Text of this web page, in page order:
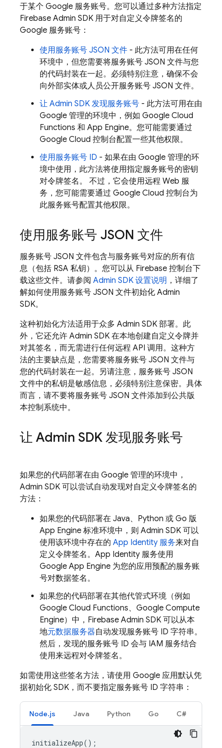
于某个 Google 服务账号。您可以通过多种方法指定
Firebase Admin SDK 用于对自定义令牌签名的
Google 服务账号：
使用服务账号 JSON 文件 - 此方法可用在任何
环境中，但您需要将服务账号 JSON 文件与您
的代码封装在一起。必须特别注意，确保不会
向外部实体或人员公开服务账号 JSON 文件。
让 Admin SDK 发现服务账号 - 此方法可用在由
Google 管理的环境中，例如 Google Cloud
Functions 和 App Engine。您可能需要通过
Google Cloud 控制台配置一些其他权限。
使用服务账号 ID - 如果在由 Google 管理的环
境中使用，此方法将使用指定服务账号的密钥
对令牌签名。 不过，它会使用远程 Web 服
务，您可能需要通过 Google Cloud 控制台为
此服务账号配置其他权限。
使用服务账号 JSON 文件
服务账号 JSON 文件包含与服务账号对应的所有信
息（包括 RSA 私钥）。您可以从 Firebase 控制台下
载这些文件。请参阅 Admin SDK 设置说明 ，详细了
解如何使用服务账号 JSON 文件初始化 Admin
SDK。
这种初始化方法适用于众多 Admin SDK 部署。此
外，它还允许 Admin SDK 在本地创建自定义令牌并
对其签名，而无需进行任何远程 API 调用。这种方
法的主要缺点是，您需要将服务账号 JSON 文件与
您的代码封装在一起。另请注意，服务账号 JSON
文件中的私钥是敏感信息，必须特别注意保密。具体
而言，请不要将服务账号 JSON 文件添加到公共版
本控制系统中。
让 Admin SDK 发现服务账号
如果您的代码部署在由 Google 管理的环境中，
Admin SDK 可以尝试自动发现对自定义令牌签名的
方法：
如果您的代码部署在 Java、Python 或 Go 版
App Engine 标准环境中，则 Admin SDK 可以
使用该环境中存在的 App Identity 服务来对自
定义令牌签名。App Identity 服务使用
Google App Engine 为您的应用预配的服务账
号对数据签名。
如果您的代码部署在其他代管式环境（例如
Google Cloud Functions、Google Compute
Engine）中，Firebase Admin SDK 可以从本
地元数据服务器自动发现服务账号 ID 字符串。
然后，发现的服务账号 ID 会与 IAM 服务结合
使用来远程对令牌签名。
如需使用这些签名方法，请使用 Google 应用默认凭
据初始化 SDK，而不要指定服务账号 ID 字符串：
Node.js Java Python Go C#
initializeApp();